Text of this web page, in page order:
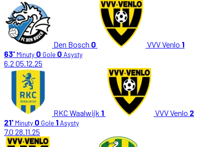
Den Bosch 0 VVV Venlo 1
63' Minuty 0 Gole 0 Asysty
6.2 05.12.25
RKC Waalwijk 1 VVV Venlo 2
21' Minuty 0 Gole 1Asysty
7.0 28.11.25